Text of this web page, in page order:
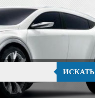
ИСКАТЬ